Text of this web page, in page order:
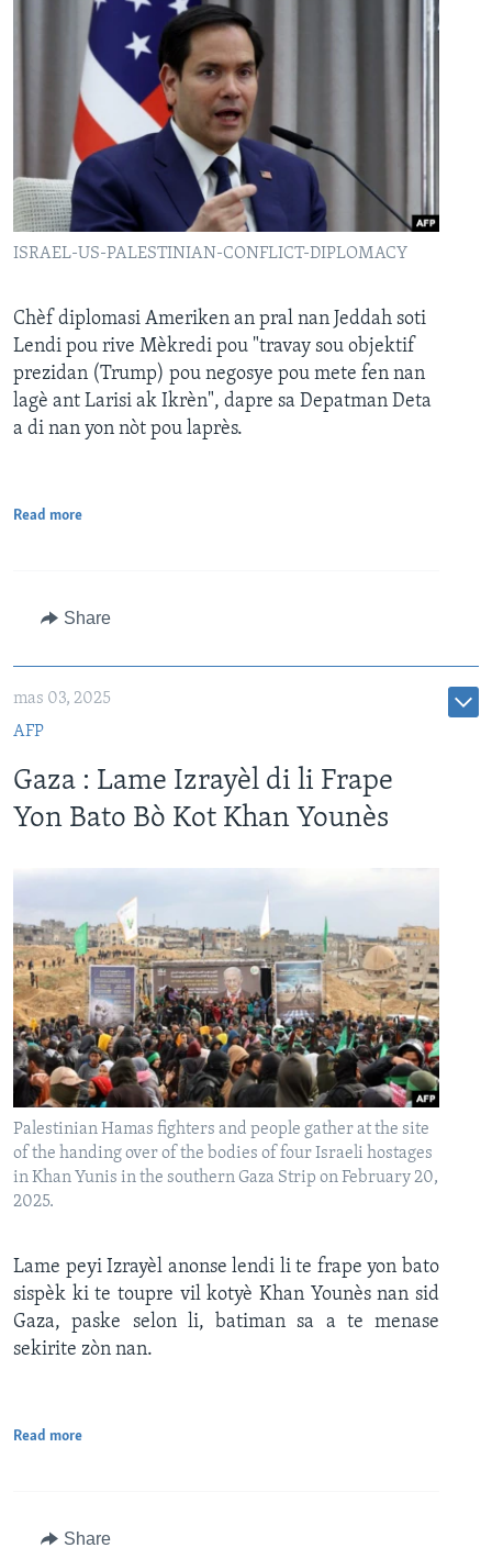
ISRAEL-US-PALESTINIAN-CONFLICT-DIPLOMACY
Chèf diplomasi Ameriken an pral nan Jeddah soti
Lendi pou rive Mèkredi pou "travay sou objektif
prezidan (Trump) pou negosye pou mete fen nan
lagè ant Larisi ak Ikrèn", dapre sa Depatman Deta
a di nan yon nòt pou laprès.
Read more
Share
mas 03, 2025
AFP
Gaza : Lame Izrayèl di li Frape
Yon Bato Bò Kot Khan Younès
Palestinian Hamas fighters and people gather at the site
of the handing over of the bodies of four Israeli hostages
in Khan Yunis in the southern Gaza Strip on February 20,
2025.
Lame peyi Izrayèl anonse lendi li te frape yon bato
sispèk ki te toupre vil kotyè Khan Younès nan sid
Gaza, paske selon li, batiman sa a te menase
sekirite zòn nan.
Read more
Share